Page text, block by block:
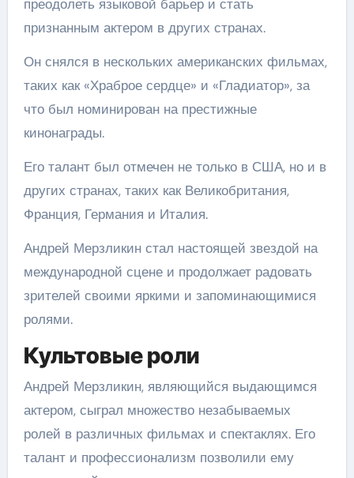
преодолеть языковой барьер и стать
признанным актером в других странах.
Он снялся в нескольких американских фильмах,
таких как «Храброе сердце» и «Гладиатор», за
что был номинирован на престижные
кинонаграды.
Его талант был отмечен не только в США, но и в
других странах, таких как Великобритания,
Франция, Германия и Италия.
Андрей Мерзликин стал настоящей звездой на
международной сцене и продолжает радовать
зрителей своими яркими и запоминающимися
ролями.
Культовые роли
Андрей Мерзликин, являющийся выдающимся
актером, сыграл множество незабываемых
ролей в различных фильмах и спектаклях. Его
талант и профессионализм позволили ему